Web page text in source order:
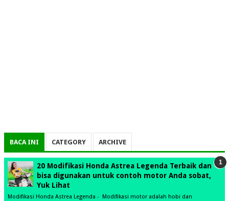
BACA INI CATEGORY ARCHIVE
20 Modifikasi Honda Astrea Legenda Terbaik dan
bisa digunakan untuk contoh motor Anda sobat,
Yuk Lihat
Modifikasi Honda Astrea Legenda - Modifikasi motor adalah hobi dan